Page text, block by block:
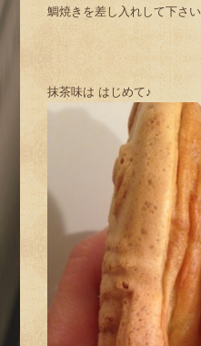
鯛焼きを差し入れして下さ
抹茶味は はじめて♪